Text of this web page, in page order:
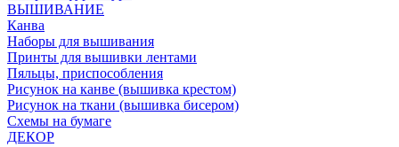
ВЫШИВАНИЕ
Канва
Наборы для вышивания
Принты для вышивки лентами
Пяльцы, приспособления
Рисунок на канве (вышивка крестом)
Рисунок на ткани (вышивка бисером)
Схемы на бумаге
ДЕКОР